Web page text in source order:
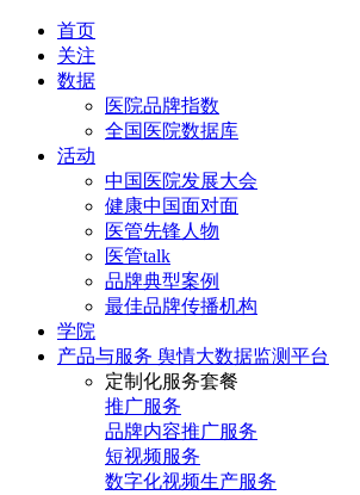
首页
关注
数据
医院品牌指数
全国医院数据库
活动
中国医院发展大会
健康中国面对面
医管先锋人物
医管talk
品牌典型案例
最佳品牌传播机构
学院
产品与服务 舆情大数据监测平台
定制化服务套餐
推广服务
品牌内容推广服务
短视频服务
数字化视频生产服务